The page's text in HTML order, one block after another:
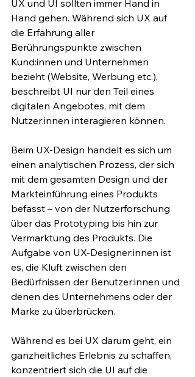
UX und UI sollten immer Hand in
Hand gehen. Während sich UX auf
die Erfahrung aller
Berührungspunkte zwischen
Kund:innen und Unternehmen
bezieht (Website, Werbung etc.),
beschreibt UI nur den Teil eines
digitalen Angebotes, mit dem
Nutzer:innen interagieren können.
Beim UX-Design handelt es sich um
einen analytischen Prozess, der sich
mit dem gesamten Design und der
Markteinführung eines Produkts
befasst – von der Nutzerforschung
über das Prototyping bis hin zur
Vermarktung des Produkts. Die
Aufgabe von UX-Designer:innen ist
es, die Kluft zwischen den
Bedürfnissen der Benutzer:innen und
denen des Unternehmens oder der
Marke zu überbrücken.
Während es bei UX darum geht, ein
ganzheitliches Erlebnis zu schaffen,
konzentriert sich die UI auf die